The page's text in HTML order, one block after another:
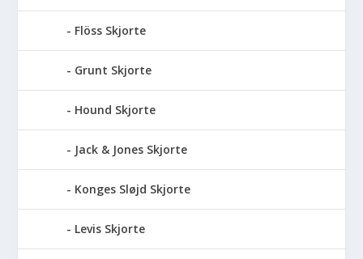
Flöss Skjorte
Grunt Skjorte
Hound Skjorte
Jack & Jones Skjorte
Konges Sløjd Skjorte
Levis Skjorte